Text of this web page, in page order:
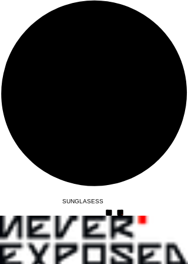
SUNGLASESS